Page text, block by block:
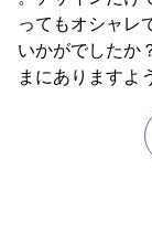
ってもオシャレ
いかがでしたか
まにありますよ